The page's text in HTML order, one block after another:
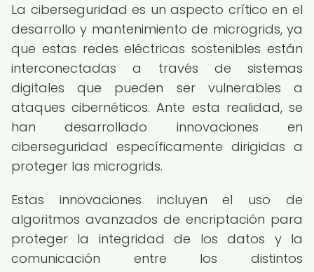
La ciberseguridad es un aspecto crítico en el
desarrollo y mantenimiento de microgrids, ya
que estas redes eléctricas sostenibles están
interconectadas a través de sistemas
digitales que pueden ser vulnerables a
ataques cibernéticos. Ante esta realidad, se
han desarrollado innovaciones en
ciberseguridad específicamente dirigidas a
proteger las microgrids.
Estas innovaciones incluyen el uso de
algoritmos avanzados de encriptación para
proteger la integridad de los datos y la
comunicación entre los distintos